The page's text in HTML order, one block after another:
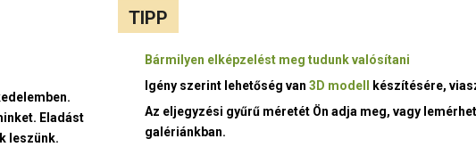
Eladást
leszünk.
TIPP
Bármilyen elképzelést meg tudunk valósítani
Igény szerint lehetőség van3D modell
készítésére,
Az eljegyzési gyűrű méretét Ön adja meg, vagy
galériánkban.